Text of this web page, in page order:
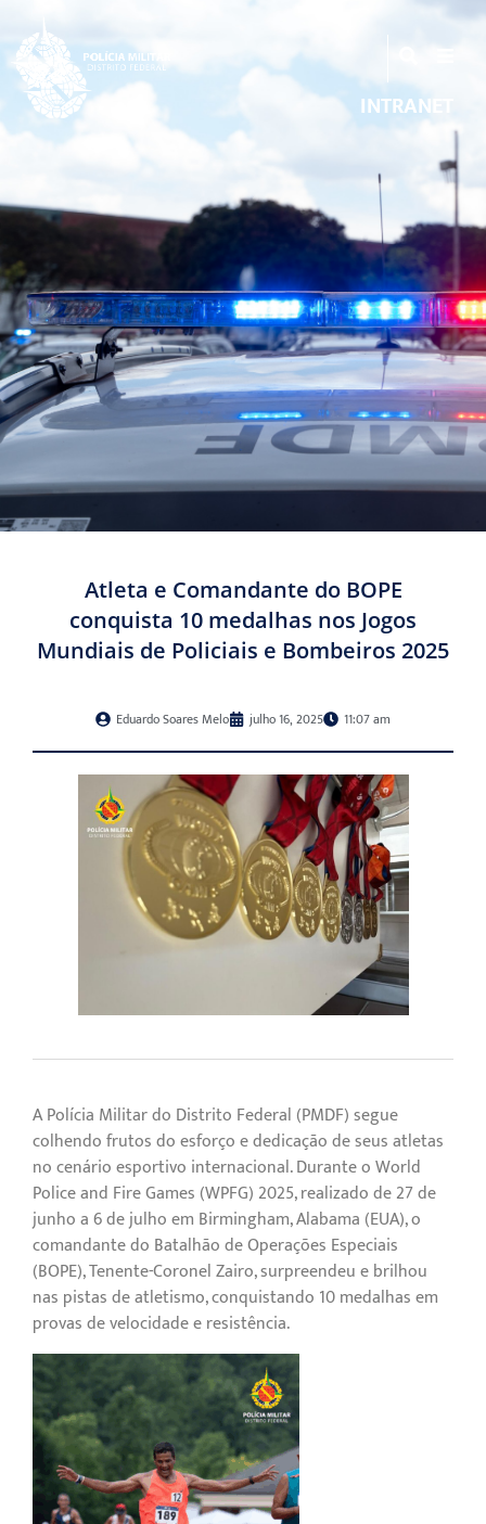
INTRANET
Atleta e Comandante do BOPE
conquista 10 medalhas nos Jogos
Mundiais de Policiais e Bombeiros 2025
Eduardo Soares Melo julho 16, 2025 11:07 am
A Polícia Militar do Distrito Federal (PMDF) segue
colhendo frutos do esforço e dedicação de seus atletas
no cenário esportivo internacional. Durante o World
Police and Fire Games (WPFG) 2025, realizado de 27 de
junho a 6 de julho em Birmingham, Alabama (EUA), o
comandante do Batalhão de Operações Especiais
(BOPE), Tenente-Coronel Zairo, surpreendeu e brilhou
nas pistas de atletismo, conquistando 10 medalhas em
provas de velocidade e resistência.